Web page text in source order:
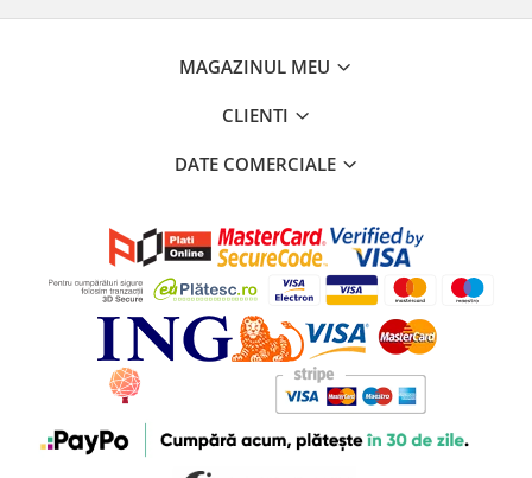
MAGAZINUL MEU
CLIENTI
DATE COMERCIALE